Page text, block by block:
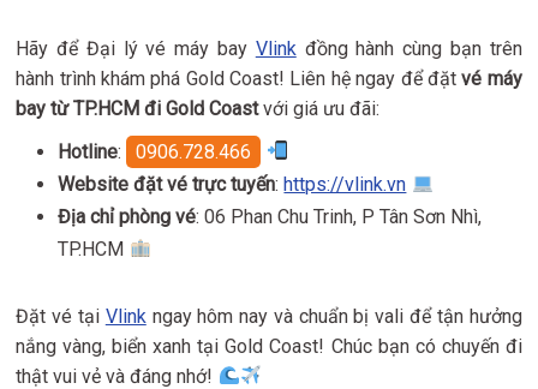
Hãy để Đại lý vé máy bay Vlink đồng hành cùng bạn trên
hành trình khám phá Gold Coast! Liên hệ ngay để đặtvé máy
bay từ TP.HCM đi Gold Coastvới giá ưu đãi:
Hotline:
0906.728.466
Website đặt vé trực tuyến:https://vlink.vn
Địa chỉ phòng vé: 06 Phan Chu Trinh, P Tân Sơn Nhì,
TP.HCM
Đặt vé tại Vlink ngay hôm nay và chuẩn bị vali để tận hưởng
nắng vàng, biển xanh tại Gold Coast! Chúc bạn có chuyến đi
thật vui vẻ và đáng nhớ!